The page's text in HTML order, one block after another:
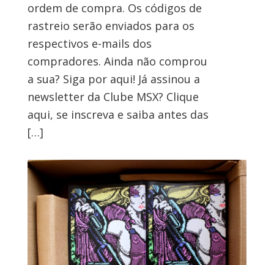
ordem de compra. Os códigos de
rastreio serão enviados para os
respectivos e-mails dos
compradores. Ainda não comprou
a sua? Siga por aqui! Já assinou a
newsletter da Clube MSX? Clique
aqui, se inscreva e saiba antes das
[…]